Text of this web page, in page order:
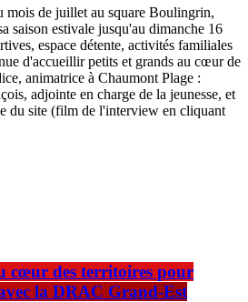
mois de juillet au square Boulingrin,
saison estivale jusqu'au dimanche 16
espace détente, activités familiales
d'accueillir petits et grands au cœur de
animatrice à Chaumont Plage :
adjointe en charge de la jeunesse, et
du site (film de l'interview en cliquant
cœur des territoires pour
la DRAC Grand-Est